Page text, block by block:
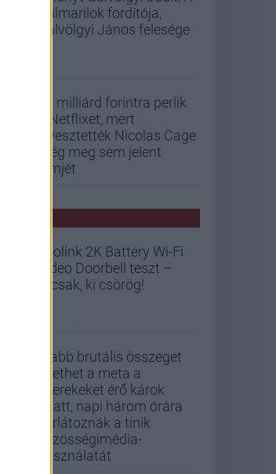
szilmarilok fordítója,
Gálvölgyi János felesége
33 milliárd forintra perlik
a Netflixet, mert
elvesztették Nicolas Cage
még meg sem jelent
filmjét
Reolink 2K Battery Wi-Fi
Video Doorbell teszt –
Nicsak, ki csörög!
Újabb brutális összeget
fizethet a meta a
gyerekeket érő károk
miatt, napi három órára
korlátoznák a tinik
közösségimédia-
használatát